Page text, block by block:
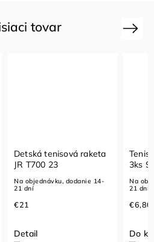
tovar
Detská tenisová raketa
JR T700 23
Na objednávku, dodanie 14-
21 dní
€21
Detail
3ks
Na
21 dní
€6,80
Do
Next